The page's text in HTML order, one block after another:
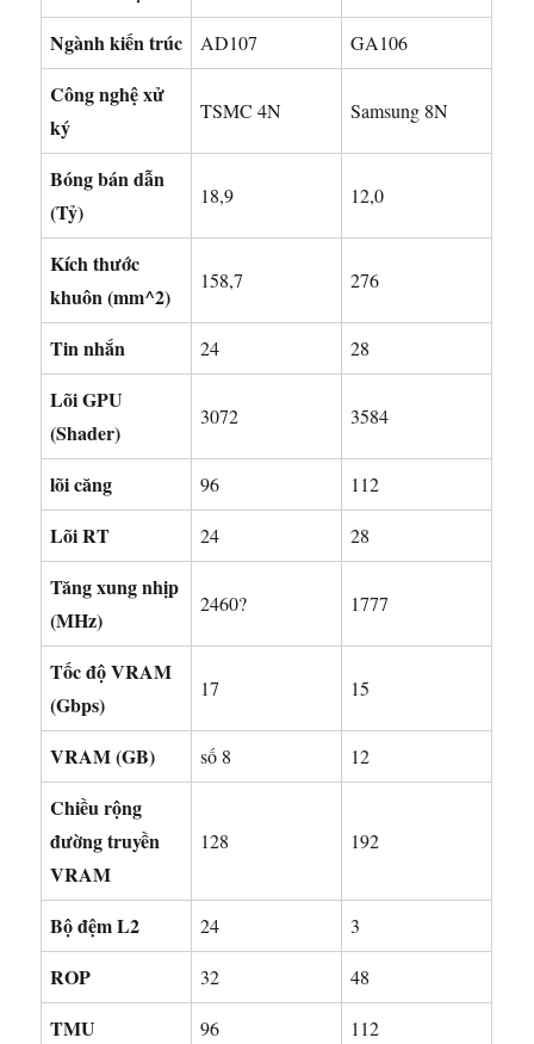
Ngành kiến ​​​​trúc
AD107 GA106
Công nghệ xử
ký
TSMC 4N Samsung 8N
Bóng bán dẫn
(Tỷ)
18,9 12,0
Kích thước
khuôn (mm^2)
158,7 276
Tin nhắn 24 28
Lõi GPU
(Shader)
3072 3584
lõi căng 96 112
Lõi RT 24 28
Tăng xung nhịp
(MHz)
2460? 1777
Tốc độ VRAM
(Gbps)
17 15
VRAM (GB) số 8 12
Chiều rộng
đường truyền
VRAM
128 192
Bộ đệm L2 24 3
ROP 32 48
TMU 96 112